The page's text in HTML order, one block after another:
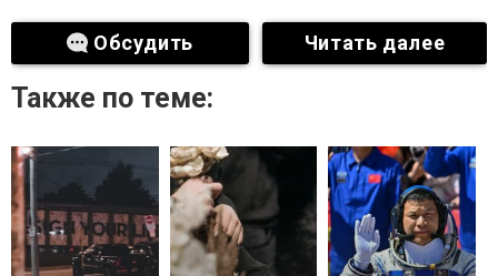
Обсудить Читать далее
Также по теме: